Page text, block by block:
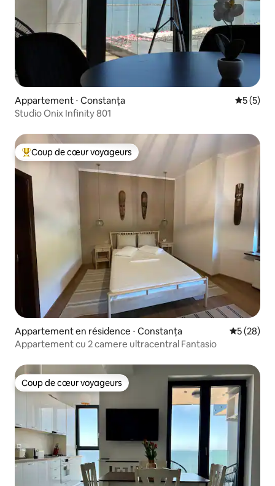
Appartement ⋅ Constanța
5 (5)
Studio Onix Infinity 801
Coups de cœur voyageurs les plus appréciés
Coup de cœur voyageurs
Appartement en résidence ⋅ Constanța
5 (28)
Appartement cu 2 camere ultracentral Fantasio
Coup de cœur voyageurs
Coup de cœur voyageurs